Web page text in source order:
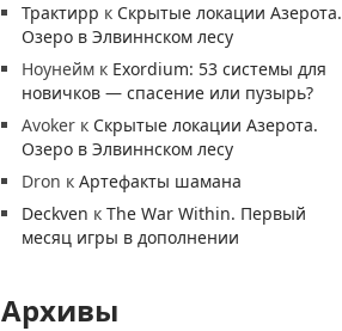
Трактирр к Скрытые локации Азерота.
Озеро в Элвиннском лесу
Ноунейм к Exordium: 53 системы для
новичков — спасение или пузырь?
Avoker к Скрытые локации Азерота.
Озеро в Элвиннском лесу
Dron кАртефакты шамана
Deckven кThe War Within. Первый
месяц игры в дополнении
Архивы